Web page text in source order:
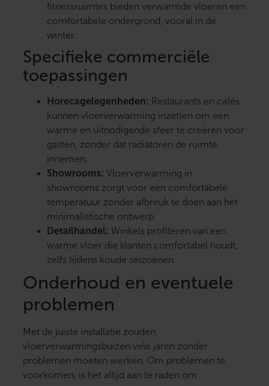
fitnessruimtes bieden verwarmde vloeren een
comfortabele ondergrond, vooral in de
winter.
Specifieke commerciële
toepassingen
Horecagelegenheden: Restaurants en cafés
kunnen vloerverwarming inzetten om een
warme en uitnodigende sfeer te creëren voor
gasten, zonder dat radiatoren de ruimte
innemen.
Showrooms: Vloerverwarming in
showrooms zorgt voor een comfortabele
temperatuur zonder afbreuk te doen aan het
minimalistische ontwerp.
Detailhandel: Winkels profiteren van een
warme vloer die klanten comfortabel houdt,
zelfs tijdens koude seizoenen.
Onderhoud en eventuele
problemen
Met de juiste installatie zouden
vloerverwarmingsbuizen vele jaren zonder
problemen moeten werken. Om problemen te
voorkomen, is het altijd aan te raden om: